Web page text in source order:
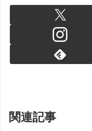
関連記事